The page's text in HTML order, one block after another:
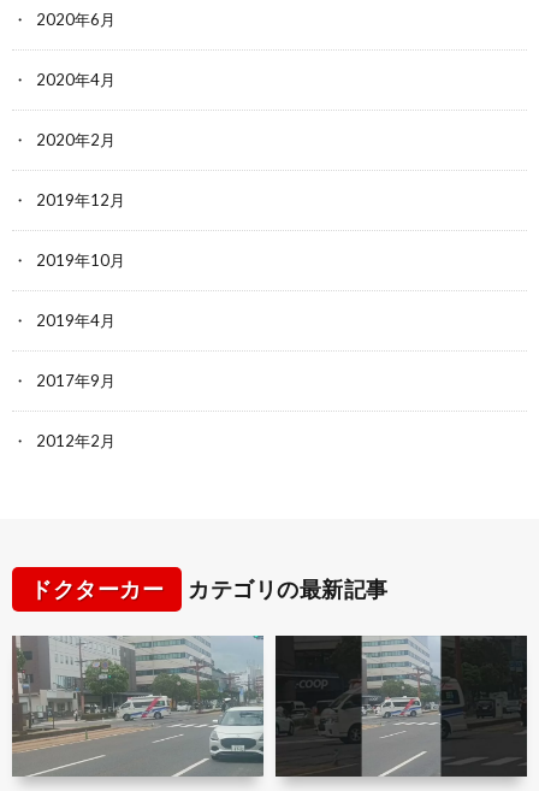
2020年6月
2020年4月
2020年2月
2019年12月
2019年10月
2019年4月
2017年9月
2012年2月
ドクターカー カテゴリの最新記事